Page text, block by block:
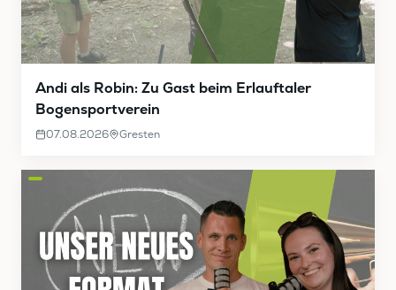
Andi als Robin: Zu Gast beim Erlauftaler
Bogensportverein
07.08.2026 Gresten